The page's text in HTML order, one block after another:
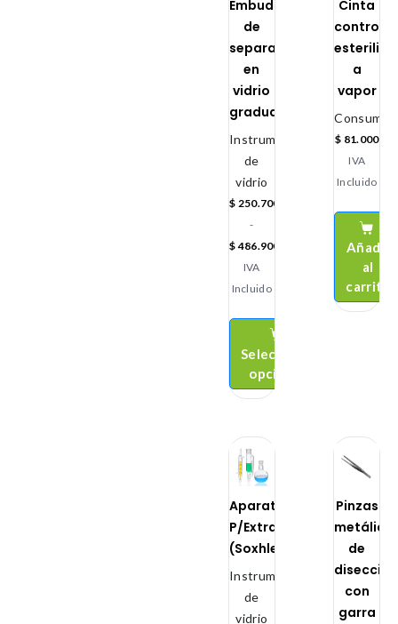
Embudo
de
separación
en
vidrio
graduado
Instrumental
de
vidrio
$ 250.700
-
$486.900
IVA
Incluido
Seleccionar
opciones
Cinta
control
a
vapor
$ 81.000
IVA
Incluido
Añadir
al
carrito
Aparato
P/Extracción
(Soxhlet)
Instrumental
de
vidrio
Pinzas
de
disección
con
garra